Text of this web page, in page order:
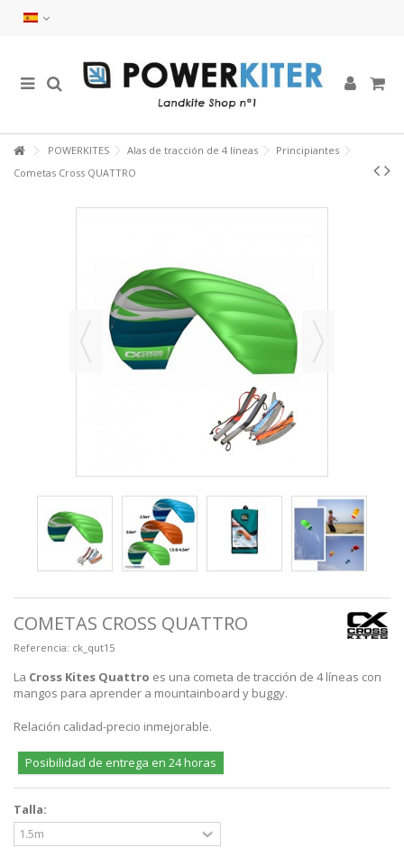
POWERKITES Alas de tracción de 4 líneas
Principiantes
Cometas Cross QUATTRO
COMETAS CROSS QUATTRO
Referencia: ck_qut15
La Cross Kites Quattro es una cometa de tracción de 4 líneas con
mangos para aprender a mountainboard y buggy.
Relación calidad-precio inmejorable.
Posibilidad de entrega en 24 horas
Talla: